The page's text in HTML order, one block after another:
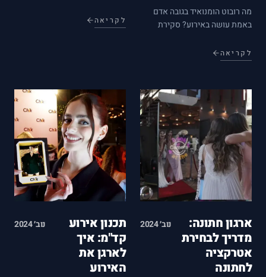
מה רובוט הומנואיד בגובה אדם
באמת עושה באירוע? סקירת
הרובוט — שיחה בעברית
ובאנגלית, תנועה בין אורחים,
מתאים.
לקריאה
יש חשיבות רבה ליצירת חוויות
מרגשות ומשמעותיות. עמדות
לקריאה
ארגון חתונה:
מדריך לבחירת
אטרקציה
לחתונה
נוב׳ 2024
תכנון אירוע
קד"מ: איך
לארגן את
האירוע
נוב׳ 2024